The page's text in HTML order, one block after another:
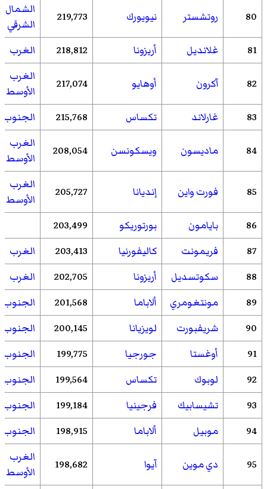
80 روتشستر نيويورك 219,773
الشمال
الشرقي
81
غلانديل أريزونا 218,812 الغرب
82 آكرون أوهايو 217,074
الغرب
الأوسط
83
غارلاند تكساس 215,768 الجنوب
84 ماديسون ويسكونسن 208,054
الغرب
الأوسط
85 فورت واين إنديانا 205,727
الغرب
الأوسط
86
بايامون بورتوريكو
203,499
87
فريمونت كاليفورنيا 203,413
الغرب
88
سكوتسديل أريزونا 202,705
الغرب
89
مونتغومري ألاباما 201,568
الجنوب
90
شريفبورت لويزيانا 200,145
الجنوب
91
أوغستا جورجيا 199,775
الجنوب
92
لوبوك تكساس 199,564
الجنوب
93
تشيسابيك فرجينيا 199,184
الجنوب
94
موبيل ألاباما 198,915 الجنوب
95 دي موين آيوا 198,682
الغرب
الأوسط